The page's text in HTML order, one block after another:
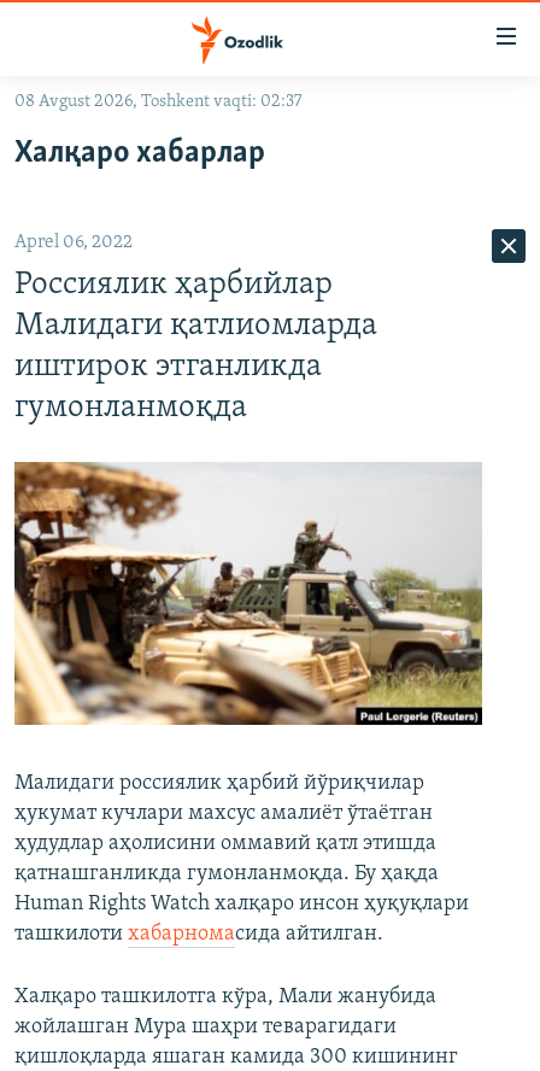
Асосий
навигацияга
Қидиришга
ўтинг
OZODVIDEO
На русском
ИЖТИМОИЙ ТАРМОҚЛАР
Озодлик бошқа тилларда
08 Avgust 2026, Toshkent vaqti: 02:37
Халқаро хабарлар
Aprel 06, 2022
Россиялик ҳарбийлар
Малидаги қатлиомларда
иштирок этганликда
гумонланмоқда
Малидаги россиялик ҳарбий йўриқчилар
ҳукумат кучлари махсус амалиёт ўтаётган
ҳудудлар аҳолисини оммавий қатл этишда
қатнашганликда гумонланмоқда. Бу ҳақда
Human Rights Watch халқаро инсон ҳуқуқлари
ташкилоти хабарномасида айтилган.
Халқаро ташкилотга кўра, Мали жанубида
жойлашган Мура шаҳри теварагидаги
қишлоқларда яшаган камида 300 кишининг